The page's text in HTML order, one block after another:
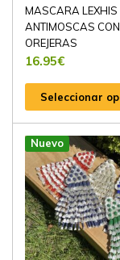
MASCARA LEXHIS
ANTIMOSCAS CON
OREJERAS
16.95€
Seleccionar
Nuevo